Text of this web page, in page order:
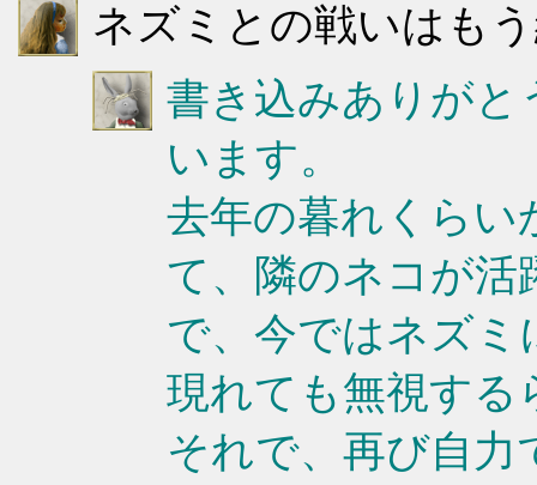
ネズミとの戦いはも
書き込みありがと
います。
去年の暮れくらい
て、隣のネコが活
で、今ではネズ
現れても無視する
それで、再び自